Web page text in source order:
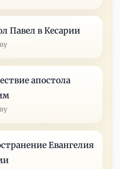
Павел в Кесарии
апостола
Евангелия